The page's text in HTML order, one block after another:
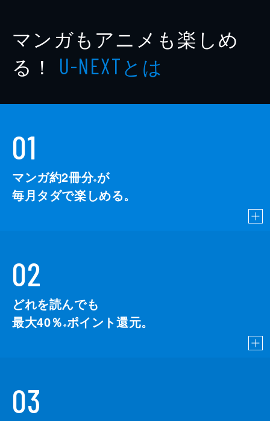
マンガもアニメも楽しめ
る！ U-NEXTとは
01
マンガ約2冊分※が
毎月タダで楽しめる。
02
どれを読んでも
最大40％ ※ポイント還元。
03